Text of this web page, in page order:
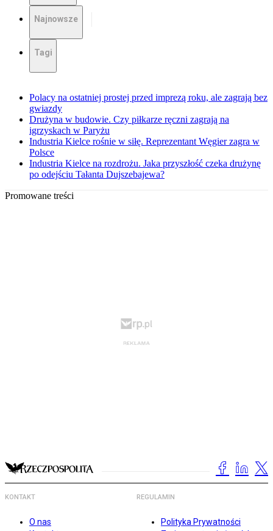
Najnowsze
Tagi
Polacy na ostatniej prostej przed imprezą roku, ale zagrają bez
gwiazdy
Drużyna w budowie. Czy piłkarze ręczni zagrają na
igrzyskach w Paryżu
Industria Kielce rośnie w siłę. Reprezentant Węgier zagra w
Polsce
Industria Kielce na rozdrożu. Jaka przyszłość czeka drużynę
po odejściu Tałanta Dujszebajewa?
Promowane treści
KONTAKT
O nas
REGULAMIN
Polityka Prywatności